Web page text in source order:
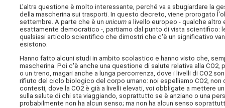
L'altra questione è molto interessante, perché va a sbugiardare la
della mascherina sui trasporti. In questo decreto, viene prorogato
settembre. A parte che è ununicum a livello europeo - qualche altro
esattamente democratico -, partiamo dal punto di vista scientifico:
qualsiasi articolo scientifico che dimostri che c'è un significativo
esistono.
Hanno fatto alcuni studi in ambito scolastico e hanno visto che,
mascherina. Poi c'è anche una questione di salute relativa alla
o un treno, magari anche a lunga percorrenza, dove i livelli di CO2
rifiuto del ciclo biologico del corpo umano: noi espelliamo CO2,
contesti, dove la CO2 è già a livelli elevati, voi obbligate a mettere
sulla salute di chi sta viaggiando, soprattutto se è anziano o una
probabilmente non ha alcun senso; ma non ha alcun senso